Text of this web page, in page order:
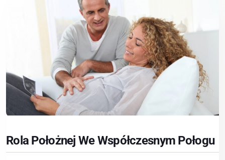
Rola Położnej We Współczesnym Połogu